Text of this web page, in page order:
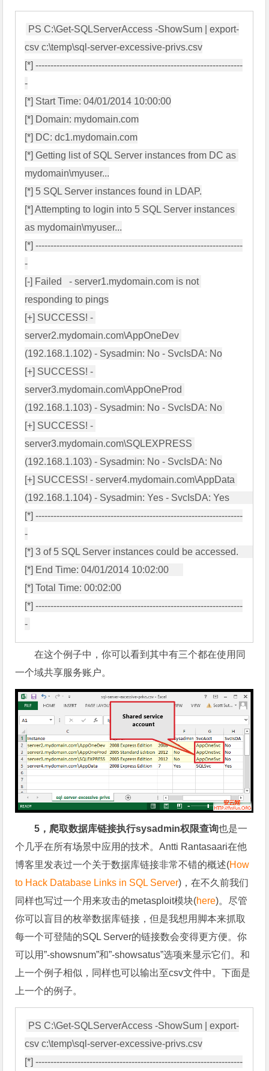
PS C:\Get-SQLServerAccess -ShowSum | export-
csv c:\temp\sql-server-excessive-privs.csv
[*] ---------------------------------------------------------------------
-
[*] Start Time: 04/01/2014 10:00:00
[*] Domain: mydomain.com
[*] DC: dc1.mydomain.com
[*] Getting list of SQL Server instances from DC as
mydomain\myuser...
[*] 5 SQL Server instances found in LDAP.
[*] Attempting to login into 5 SQL Server instances
as mydomain\myuser...
[*] ---------------------------------------------------------------------
-
[-] Failed   - server1.mydomain.com is not
responding to pings
[+] SUCCESS! -
server2.mydomain.com\AppOneDev
(192.168.1.102) - Sysadmin: No - SvcIsDA: No
[+] SUCCESS! -
server3.mydomain.com\AppOneProd
(192.168.1.103) - Sysadmin: No - SvcIsDA: No
[+] SUCCESS! -
server3.mydomain.com\SQLEXPRESS
(192.168.1.103) - Sysadmin: No - SvcIsDA: No
[+] SUCCESS! - server4.mydomain.com\AppData
(192.168.1.104) - Sysadmin: Yes - SvcIsDA: Yes
[*] ---------------------------------------------------------------------
-
[*] 3 of 5 SQL Server instances could be accessed.
[*] End Time: 04/01/2014 10:02:00
[*] Total Time: 00:02:00
[*] ---------------------------------------------------------------------
在这个例子中，你可以看到其中有三个都在使用同
一个域共享服务账户。
5，爬取数据库链接执行sysadmin权限查询也是一
个几乎在所有场景中应用的技术。Antti Rantasaari在他
博客里发表过一个关于数据库链接非常不错的概述(How
to Hack Database Links in SQL Server)，在不久前我们
同样也写过一个用来攻击的metasploit模块(here)。尽管
你可以盲目的枚举数据库链接，但是我想用脚本来抓取
每一个可登陆的SQL Server的链接数会变得更方便。你
可以用”-showsnum”和”-showsatus”选项来显示它们。和
上一个例子相似，同样也可以输出至csv文件中。下面是
上一个的例子。
PS C:\Get-SQLServerAccess -ShowSum | export-
csv c:\temp\sql-server-excessive-privs.csv
[*] ---------------------------------------------------------------------